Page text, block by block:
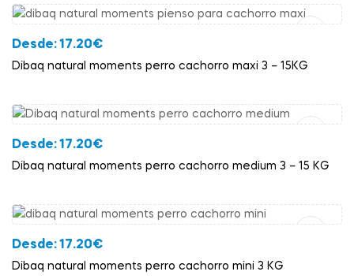
Desde:17.20€
Dibaq natural moments perro cachorro maxi 3 – 15KG
Desde:17.20€
Dibaq natural moments perro cachorro medium 3 – 15 KG
Desde:17.20€
Dibaq natural moments perro cachorro mini 3 KG